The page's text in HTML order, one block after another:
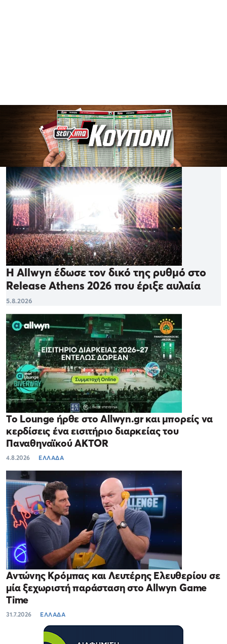
Η Allwyn έδωσε τον δικό της ρυθμό στο
Release Athens 2026 που έριξε αυλαία
5.8.2026
Το Lounge ήρθε στο Allwyn.gr και μπορείς να
κερδίσεις ένα εισιτήριο διαρκείας του
Παναθηναϊκού AKTOR
4.8.2026 ΕΛΛΑΔΑ
Αντώνης Κρόμπας και Λευτέρης Ελευθερίου σε
μία ξεχωριστή παράσταση στο Allwyn Game
Time
31.7.2026 ΕΛΛΑΔΑ